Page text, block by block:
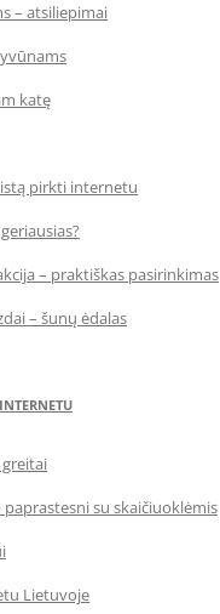
– atsiliepimai
katę
pirkti internetu
– praktiškas pasirinkimas
– šunų ėdalas
su skaičiuoklėmis
Lietuvoje